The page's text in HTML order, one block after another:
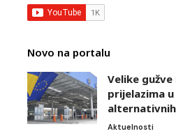
Novo na portalu
Velike
prijelazima
Aktuelnosti